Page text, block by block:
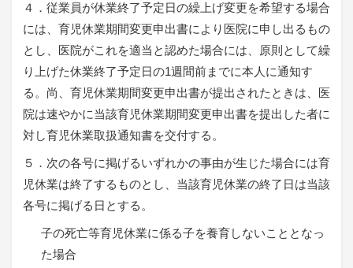
４．従業員が休業終了予定日の繰上げ変更を希望する場合
には、育児休業期間変更申出書により医院に申し出るもの
とし、医院がこれを適当と認めた場合には、原則として繰
り上げた休業終了予定日の1週間前までに本人に通知す
る。尚、育児休業期間変更申出書が提出されたときは、医
院は速やかに当該育児休業期間変更申出書を提出した者に
対し育児休業取扱通知書を交付する。
５．次の各号に掲げるいずれかの事由が生じた場合には育
児休業は終了するものとし、当該育児休業の終了日は当該
各号に掲げる日とする。
子の死亡等育児休業に係る子を養育しないこととなっ
た場合